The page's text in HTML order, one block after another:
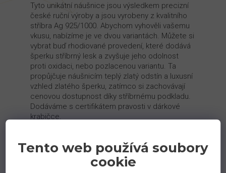
Tento web používá soubory
cookie
Tyto unikátní náušnice jsou výsledkem precizní
české ruční výroby a jsou vyrobeny z kvalitního
stříbra Ag 925/1000. Abychom vyhověli vašemu
vkusu, nabízíme je ve dvou variantách. Můžete si
vybrat buď rhodiované provedení, které dodává
šperku stříbrný lesk a zvyšuje jeho odolnost
proti oxidaci, nebo pozlacenou variantu. Ta
propůjčuje náušnicím teplý zlatý odstín a luxusní
vzhled zlatého šperku, zatímco si zachovávají
cenovou dostupnost díky stříbrnému podkladu.
Dodáváme s certifikátem pravosti v dárkové
krabičce.